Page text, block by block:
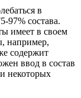
в
97% состава.
имеет в своем
например,
содержит
ввод в состав
некоторых